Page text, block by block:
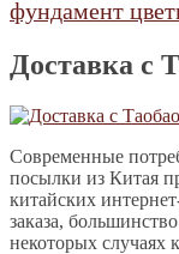
фундамент
Доставка с
Современные
посылки из Китая
китайских
заказа,
некоторых случаях